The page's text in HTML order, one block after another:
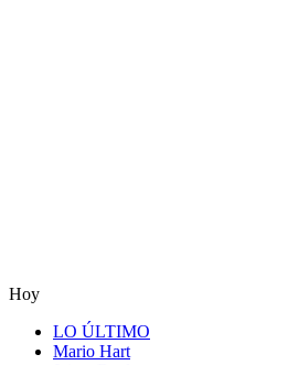
Hoy
LO ÚLTIMO
Mario Hart